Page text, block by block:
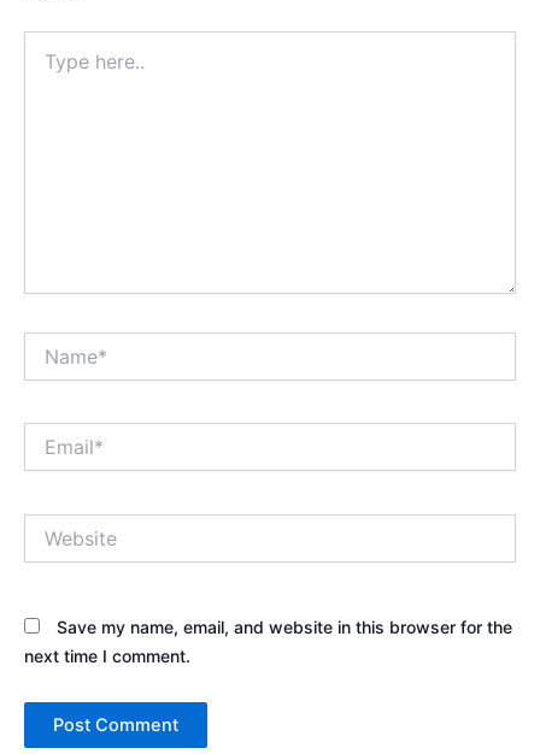
here..
Save my name, email, and website in this browser for the
next time I comment.